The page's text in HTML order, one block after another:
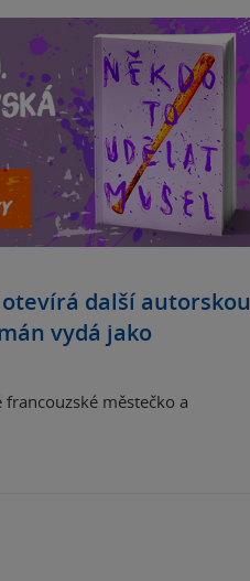
další autorskou
vydá jako
francouzské městečko a